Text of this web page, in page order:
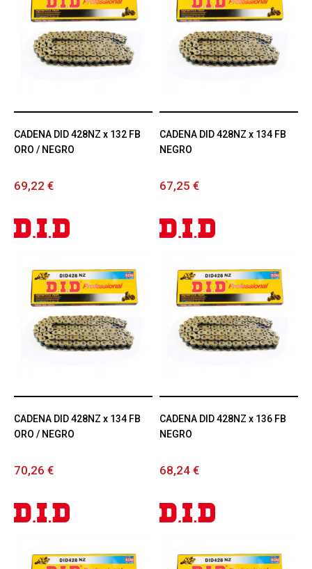
CADENA DID 428NZ x 132 FB
ORO / NEGRO
69,22 €
CADENA DID 428NZ x 134 FB
NEGRO
67,25 €
CADENA DID 428NZ x 134 FB
ORO / NEGRO
70,26 €
CADENA DID 428NZ x 136 FB
NEGRO
68,24 €